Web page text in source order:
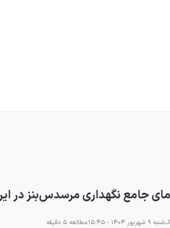
جامع نگهداری مرسدس‌بنز در
9 شهریور 1404 - 15:45
مطالعه 5 دقیقه